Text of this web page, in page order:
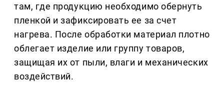
там, где продукцию необходимо обернуть
пленкой и зафиксировать ее за счет
нагрева. После обработки материал плотно
облегает изделие или группу товаров,
защищая их от пыли, влаги и механических
воздействий.